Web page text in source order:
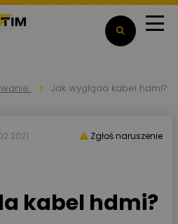
Jak wygląda kabel hdmi?
Zgłoś naruszenie
kabel hdmi?